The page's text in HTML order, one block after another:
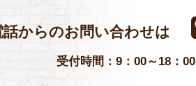
話からのお問い合わせは
受付時間：9：00～18：00